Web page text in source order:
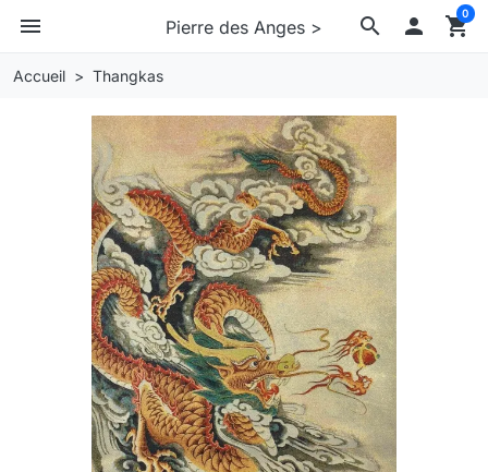
Pierre des Anges > search
menu  shopping_cart
0
Accueil Thangkas